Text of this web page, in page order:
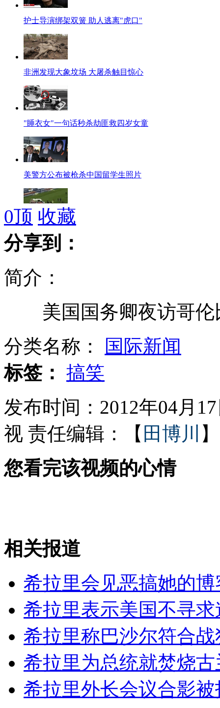
护士导演绑架双簧 助人逃离"虎口"
非洲发现大象坟场 大屠杀触目惊心
"睡衣女"一句话秒杀劫匪救四岁女童
美警方公布被枪杀中国留学生照片
意乙联赛球员球场猝死或因外部撞击
宝马连撞4车 司机向天撒钱欲打警察
黑狗路中间“守护”被撞死同伴
美俄克拉何马州遭"双龙卷风"袭击
无痛分娩是否安全 医生回应
外交部：反对强权政治霸凌主义
外交部：有关国家言论片面不公正
0顶 收藏
分享到：
简介：
美国国务卿夜访哥伦
分类名称：
国际新闻
标签： 搞笑
发布时间：2012年04月
视 责任编辑：【 田博川 】
您看完该视频的心情
相关报道
希拉里会见恶搞她的
希拉里表示美国不寻
希拉里称巴沙尔符合
希拉里为总统就焚烧
希拉里外长会议合影被